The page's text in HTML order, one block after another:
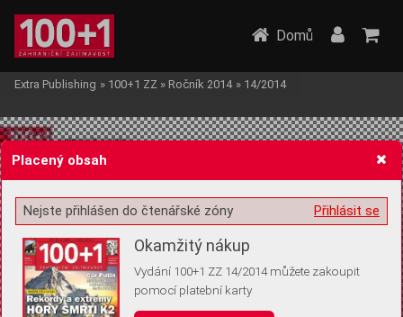
Žádost o souhlas s ukládáním volitelných informací
Domů
Extra Publishing » 100+1 ZZ » Ročník 2014 » 14/2014
Placený obsah
Přihlásit se
Nejste přihlášen do čtenářské zóny
Okamžitý nákup
Vydání 100+1 ZZ 14/2014 můžete zakoupit
pomocí platební karty